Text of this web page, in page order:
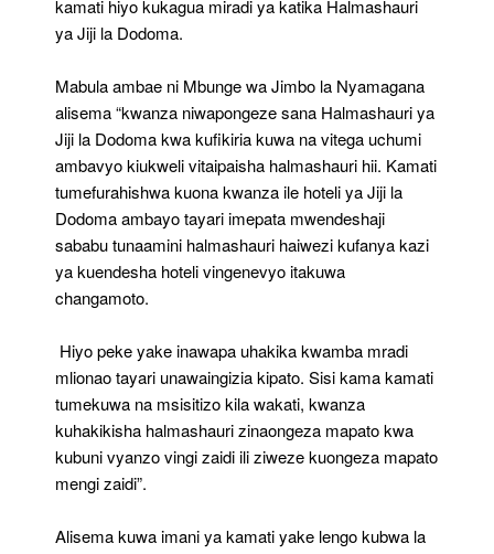
kamati hiyo kukagua miradi ya katika Halmashauri
ya Jiji la Dodoma.
Mabula ambae ni Mbunge wa Jimbo la Nyamagana
alisema “kwanza niwapongeze sana Halmashauri ya
Jiji la Dodoma kwa kufikiria kuwa na vitega uchumi
ambavyo kiukweli vitaipaisha halmashauri hii. Kamati
tumefurahishwa kuona kwanza ile hoteli ya Jiji la
Dodoma ambayo tayari imepata mwendeshaji
sababu tunaamini halmashauri haiwezi kufanya kazi
ya kuendesha hoteli vingenevyo itakuwa
changamoto.
Hiyo peke yake inawapa uhakika kwamba mradi
mlionao tayari unawaingizia kipato. Sisi kama kamati
tumekuwa na msisitizo kila wakati, kwanza
kuhakikisha halmashauri zinaongeza mapato kwa
kubuni vyanzo vingi zaidi ili ziweze kuongeza mapato
mengi zaidi”.
Alisema kuwa imani ya kamati yake lengo kubwa la